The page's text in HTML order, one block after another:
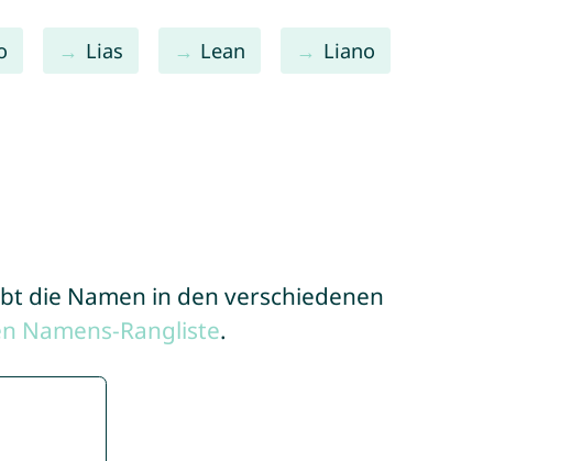
Lias Lean Liano
die Namen in den verschiedenen
Namens-Rangliste.